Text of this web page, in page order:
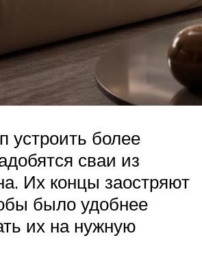
устроить более
сваи из
Их концы заостряют
было удобнее
их на нужную